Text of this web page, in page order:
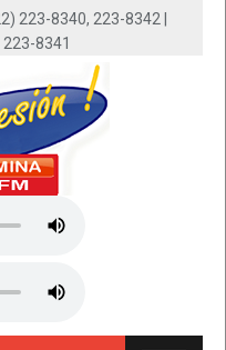
223-8340, 223-8342 |
8341